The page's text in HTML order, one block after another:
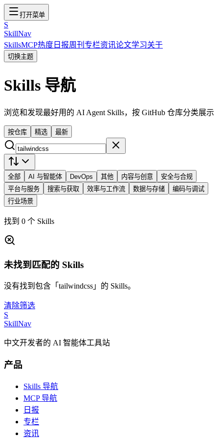
打开菜单
S
SkillNav
SkillsMCP热度 日报周刊 专栏资讯论文学习关于
切换主题
Skills 导航
浏览和发现最好用的 AI Agent Skills，按 GitHub 仓库分类展示
按仓库 精选 最新
全部 AI 与智能体 DevOps 其他 内容与创意
安全与合规
平台与服务
搜索与获取 效率与工作流 数据与存储
编码与调试
行业场景
找到 0 个 Skills
未找到匹配的 Skills
没有找到包含「tailwindcss」的 Skills。
清除筛选
S
SkillNav
中文开发者的 AI 智能体工具站
产品
Skills 导航
MCP 导航
日报
专栏
资讯